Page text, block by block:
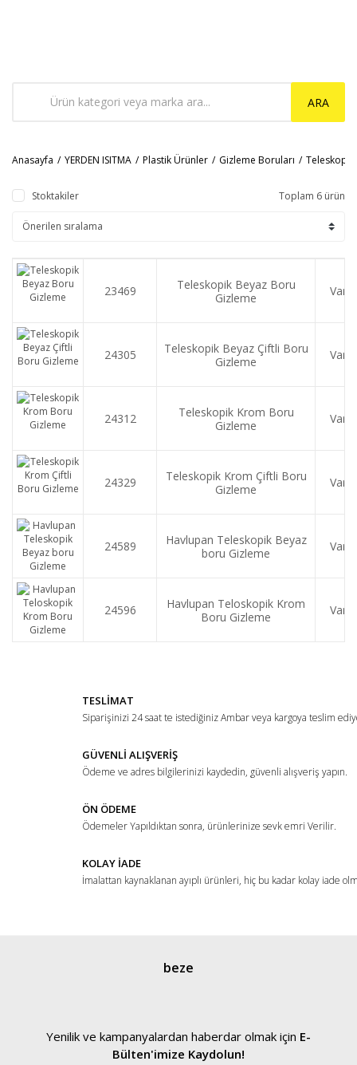
ARA
Anasayfa YERDEN ISITMA Plastik Ürünler Gizleme Boruları Teleskopik
Stoktakiler Toplam 6 ürün
23469
Teleskopik Beyaz Boru
Gizleme
Var
24305
Teleskopik Beyaz Çiftli Boru
Gizleme
Var
24312
Teleskopik Krom Boru
Gizleme
Var
24329
Teleskopik Krom Çiftli Boru
Gizleme
Var
24589
Havlupan Teleskopik Beyaz
boru Gizleme
Var
24596
Havlupan Teloskopik Krom
Boru Gizleme
Var
TESLİMAT
Siparişinizi 24 saat te istediğiniz Ambar veya kargoya teslim
GÜVENLİ ALIŞVERİŞ
Ödeme ve adres bilgilerinizi kaydedin, güvenli alışveriş yapın.
ÖN ÖDEME
Ödemeler Yapıldıktan sonra, ürünlerinize sevk emri Verilir.
KOLAY İADE
İmalattan kaynaklanan ayıplı ürünleri, hiç bu kadar kolay iade
beze
Yenilik ve kampanyalardan haberdar olmak için E-
Bülten'imize Kaydolun!